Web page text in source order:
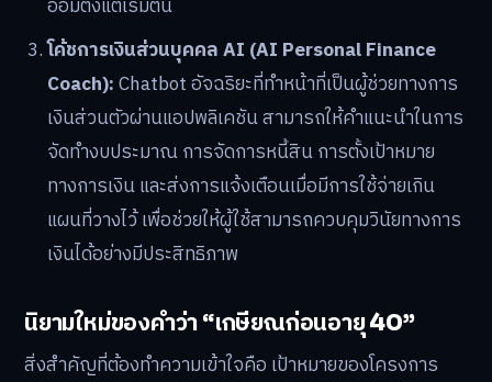
ออมตั้งแต่เริ่มต้น
โค้ชการเงินส่วนบุคคล AI (AI Personal Finance
Coach):Chatbot อัจฉริยะที่ทำหน้าที่เป็นผู้ช่วยทางการ
เงินส่วนตัวผ่านแอปพลิเคชัน สามารถให้คำแนะนำในการ
จัดทำงบประมาณ การจัดการหนี้สิน การตั้งเป้าหมาย
ทางการเงิน และส่งการแจ้งเตือนเมื่อมีการใช้จ่ายเกิน
แผนที่วางไว้ เพื่อช่วยให้ผู้ใช้สามารถควบคุมวินัยทางการ
เงินได้อย่างมีประสิทธิภาพ
นิยามใหม่ของคำว่า “เกษียณก่อนอายุ 40”
สิ่งสำคัญที่ต้องทำความเข้าใจคือ เป้าหมายของโครงการ